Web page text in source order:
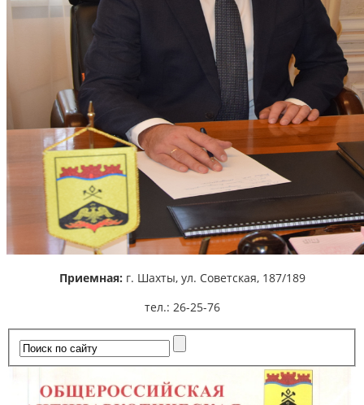
Приемная: г. Шахты, ул. Советская, 187/189
тел.: 26-25-76